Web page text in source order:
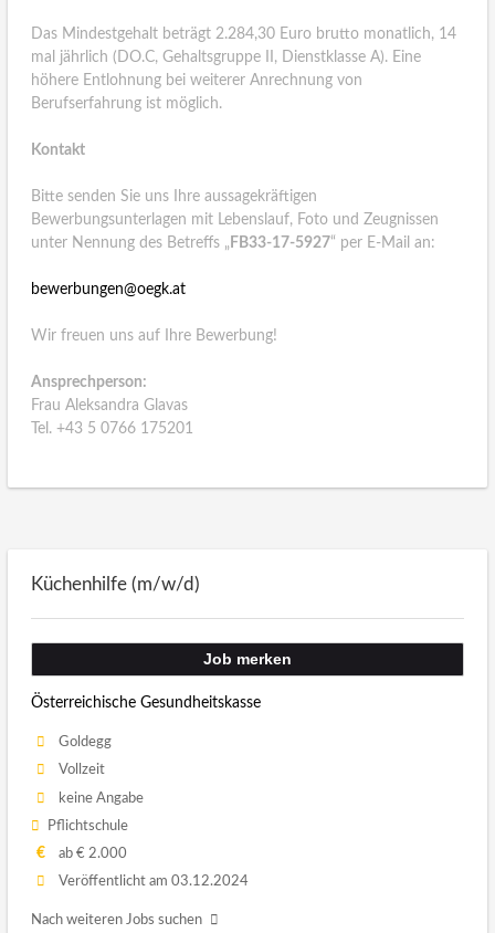
Das Mindestgehalt beträgt 2.284,30 Euro brutto monatlich, 14
mal jährlich (DO.C, Gehaltsgruppe II, Dienstklasse A). Eine
höhere Entlohnung bei weiterer Anrechnung von
Berufserfahrung ist möglich.
Kontakt
Bitte senden Sie uns Ihre aussagekräftigen
Bewerbungsunterlagen mit Lebenslauf, Foto und Zeugnissen
unter Nennung des Betreffs „ FB33-17-5927“ per E-Mail an:
bewerbungen@oegk.at
Wir freuen uns auf Ihre Bewerbung!
Ansprechperson:
Frau Aleksandra Glavas
Tel. +43 5 0766 175201
Küchenhilfe (m/w/d)
Job merken
Österreichische Gesundheitskasse
Goldegg
Vollzeit
keine Angabe
Pflichtschule
€ ab € 2.000
Veröffentlicht am 03.12.2024
Nach weiteren Jobs suchen